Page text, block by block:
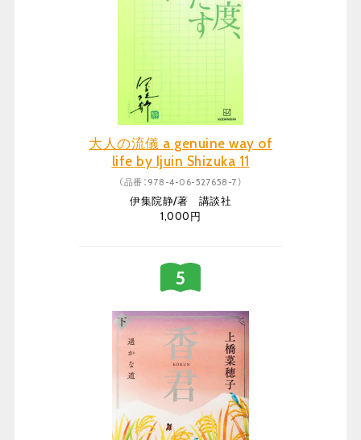
大人の流儀 a genuine way of
life by Ijuin Shizuka 11
（品番：978-4-06-527658-7）
伊集院静/著 講談社
1,000円